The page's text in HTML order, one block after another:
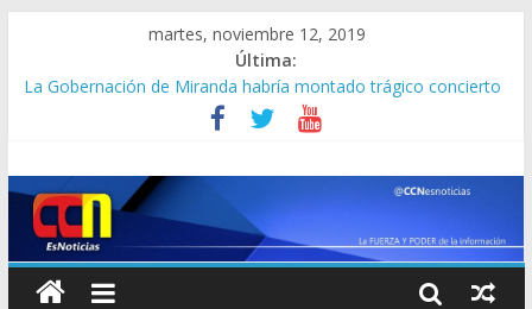
martes, noviembre 12, 2019
Última:
La Gobernación de Miranda habría montado trágico concierto
de Neutro Shorty, según esta periodista
Estos tres venezolanos fueron detenidos en Perú por robar un
“Chiruli” y “Lente”, integrantes del “Tren de Aragua”, abatidos
en Los Teques al enfrentarse al CICPC
Jair Bolsonaro abandona el partido que lo llevó al poder en
Brasil
Timoteo está dateado y suelta este bombazo sobre las